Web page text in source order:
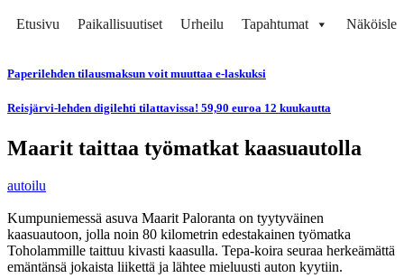
Etusivu Paikallisuutiset Urheilu Tapahtumat
Paperilehden tilausmaksun voit muuttaa e-laskuksi
Reisjärvi-lehden digilehti tilattavissa! 59,90 euroa 12 kuukautta
Maarit taittaa työmatkat kaasuautolla
autoilu
Kumpuniemessä asuva Maarit Paloranta on tyytyväinen
kaasuautoon, jolla noin 80 kilometrin edestakainen työmatka
Toholammille taittuu kivasti kaasulla. Tepa-koira seuraa herkeämättä
emäntänsä jokaista liikettä ja lähtee mieluusti auton kyytiin.